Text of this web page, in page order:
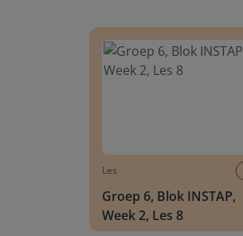
Les
Groep 6, Blok INSTAP,
Week 2, Les 8